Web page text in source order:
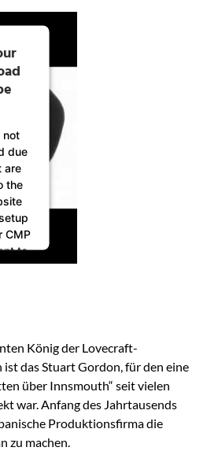
not
due
are
the
CMP
to
König der Lovecraft-
das Stuart Gordon, für den eine
über Innsmouth“ seit vielen
war. Anfang des Jahrtausends
Produktionsfirma die
zu machen.